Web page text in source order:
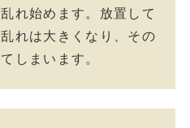
れ始めます。放置して
れは大きくなり、その
しまいます。